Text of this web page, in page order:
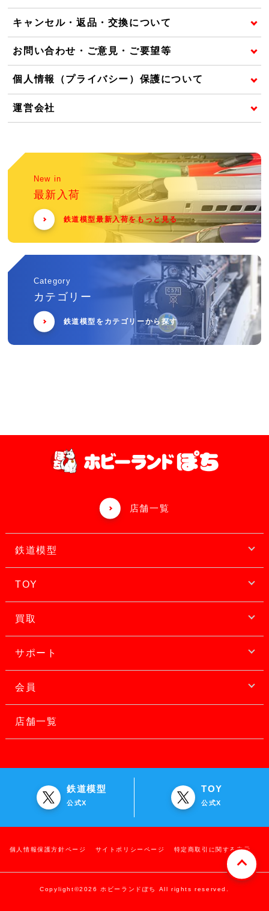
キャンセル・返品・交換について
お問い合わせ・ご意見・ご要望等
個人情報（プライバシー）保護について
運営会社
New in
最新入荷
鉄道模型最新入荷をもっと見る
Category
カテゴリー
鉄道模型をカテゴリーから探す
店舗一覧
鉄道模型
TOY
買取
サポート
会員
店舗一覧
鉄道模型
公式X
TOY
公式X
個人情報保護方針ページ サイトポリシーページ 特定商取引に関する表示
Copylight©2026 ホビーランドぽち All rights reserved.